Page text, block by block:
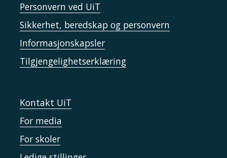
Personvern ved UiT
Sikkerhet, beredskap og personvern
Informasjonskapsler
Tilgjengelighetserklæring
Kontakt UiT
For media
For skoler